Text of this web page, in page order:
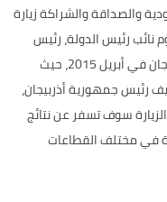
والصداقة والشراكة زيارة
رئيس الدولة، رئيس
مجلس الوزراء، حاكم دبي الرسمية إلى أذربيجان في أبريل 2015، حيث
رئيس جمهورية أذربيجان،
سوف تسفر عن نتائج
في مختلف القطاعات